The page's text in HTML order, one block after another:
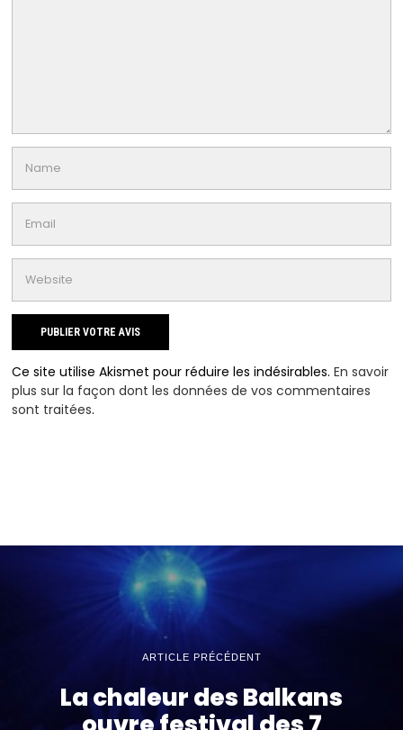
Ce site utilise Akismet pour réduire les indésirables.En savoir
plus sur la façon dont les données de vos commentaires
sont traitées.
ARTICLE PRÉCÉDENT
La chaleur des Balkans